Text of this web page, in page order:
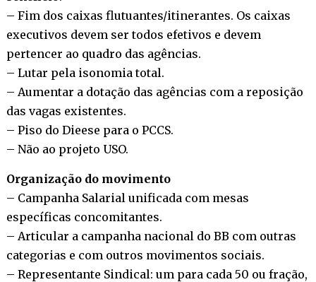
– Fim dos caixas flutuantes/itinerantes. Os caixas
executivos devem ser todos efetivos e devem
pertencer ao quadro das agências.
– Lutar pela isonomia total.
– Aumentar a dotação das agências com a reposição
das vagas existentes.
– Piso do Dieese para o PCCS.
– Não ao projeto USO.
Organização do movimento
– Campanha Salarial unificada com mesas
específicas concomitantes.
– Articular a campanha nacional do BB com outras
categorias e com outros movimentos sociais.
– Representante Sindical: um para cada 50 ou fração,